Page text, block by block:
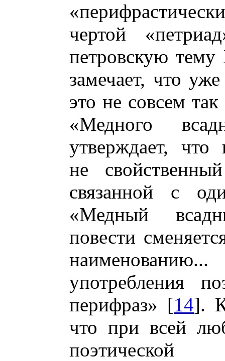
чертой
петровскую
замечает, что
это не совсем
«Медного
утверждает, что
не
связанной с
«Медный
повести
употребления
перифраз» [14].
что при всей